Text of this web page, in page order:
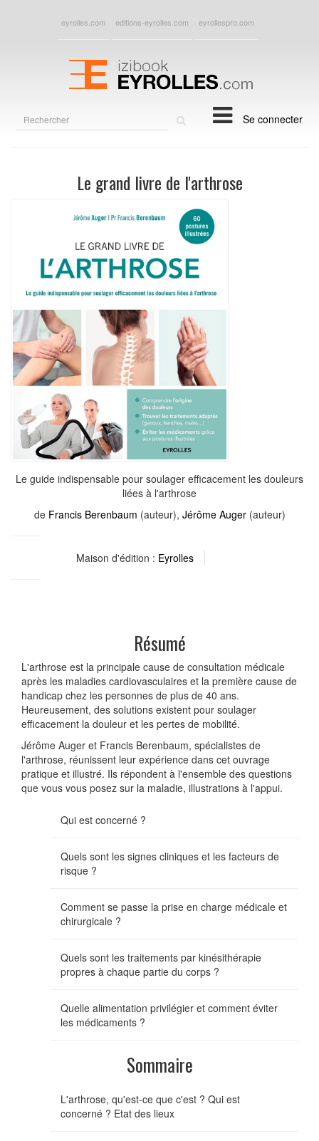
eyrolles.com editions-eyrolles.com eyrollespro.com
Se connecter
Le grand livre de l'arthrose
Le guide indispensable pour soulager efficacement les douleurs
liées à l'arthrose
de Francis Berenbaum (auteur), Jérôme Auger(auteur)
Maison d'édition : Eyrolles
Résumé
L'arthrose est la principale cause de consultation médicale
après les maladies cardiovasculaires et la première cause de
handicap chez les personnes de plus de 40 ans.
Heureusement, des solutions existent pour soulager
efficacement la douleur et les pertes de mobilité.
Jérôme Auger et Francis Berenbaum, spécialistes de
l'arthrose, réunissent leur expérience dans cet ouvrage
pratique et illustré. Ils répondent à l'ensemble des questions
que vous vous posez sur la maladie, illustrations à l'appui.
Qui est concerné ?
Quels sont les signes cliniques et les facteurs de
risque ?
Comment se passe la prise en charge médicale et
chirurgicale ?
Quels sont les traitements par kinésithérapie
propres à chaque partie du corps ?
Quelle alimentation privilégier et comment éviter
les médicaments ?
Sommaire
L'arthrose, qu'est-ce que c'est ? Qui est
concerné ? Etat des lieux